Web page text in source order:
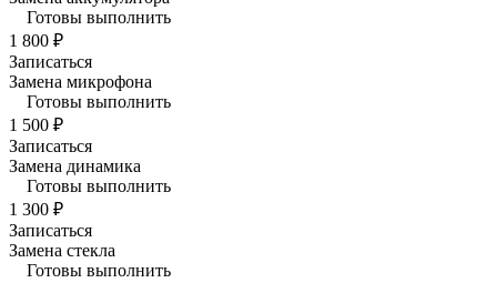
Готовы выполнить
1 800 ₽
Записаться
Замена микрофона
Готовы выполнить
1 500 ₽
Записаться
Замена динамика
Готовы выполнить
1 300 ₽
Записаться
Замена стекла
Готовы выполнить